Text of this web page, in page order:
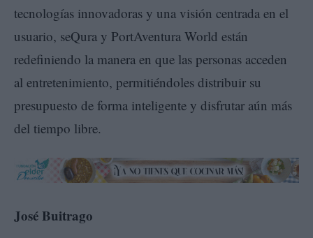
tecnologías innovadoras y una visión centrada en el
usuario, seQura y PortAventura World están
redefiniendo la manera en que las personas acceden
al entretenimiento, permitiéndoles distribuir su
presupuesto de forma inteligente y disfrutar aún más
del tiempo libre.
José Buitrago